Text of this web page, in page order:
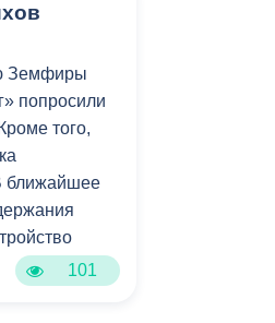
о
зимнему
от
Земфиры
попросили
того,
ближайшее
101